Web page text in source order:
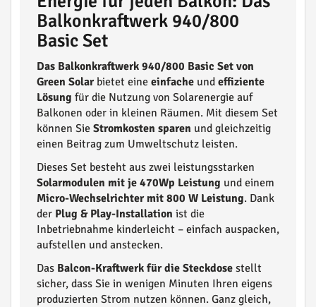
Balkonkraftwerk 940/800
Basic Set
Das Balkonkraftwerk 940/800 Basic Set von
Green Solarbietet eine einfache und effiziente
Lösung für die Nutzung von Solarenergie auf
Balkonen oder in kleinen Räumen. Mit diesem Set
können Sie Stromkosten sparen und gleichzeitig
einen Beitrag zum Umweltschutz leisten.
Dieses Set besteht aus zwei leistungsstarken
Solarmodulen mit je 470Wp Leistung und einem
Micro-Wechselrichter mit 800 W Leistung. Dank
der Plug & Play-Installation ist die
Inbetriebnahme kinderleicht – einfach auspacken,
aufstellen und anstecken.
Das Balcon-Kraftwerk für die Steckdose stellt
sicher, dass Sie in wenigen Minuten Ihren eigens
produzierten Strom nutzen können. Ganz gleich,